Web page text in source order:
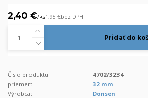
2,40 €/ks1,95 €bez DPH
Pridať do
Číslo produktu:
4702/3234
priemer:
32 mm
Výrobca:
Donsen